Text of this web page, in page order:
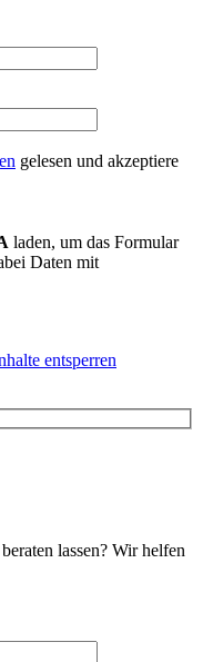
gelesen und akzeptiere
laden, um das Formular
Daten mit
entsperren
lassen? Wir helfen